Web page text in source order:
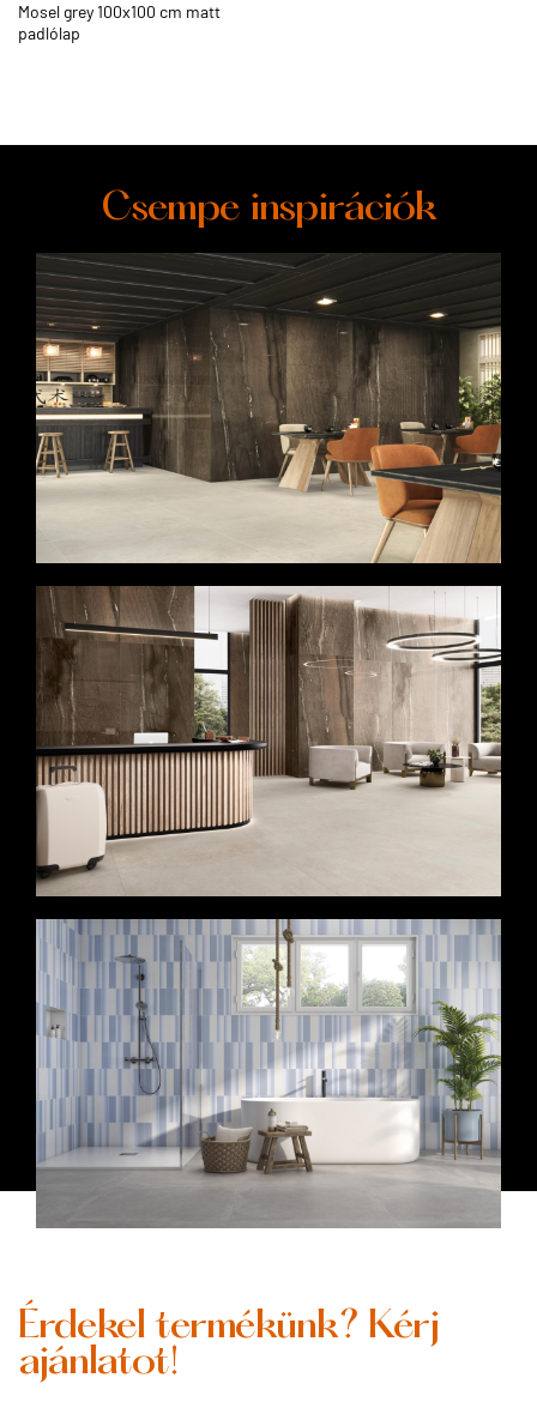
Mosel grey 100x100 cm matt
padlólap
Csempe inspirációk
Érdekel termékünk? Kérj
ajánlatot!